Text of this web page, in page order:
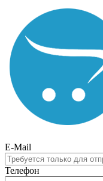
E-Mail
Телефон